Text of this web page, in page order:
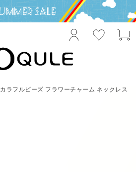
カラフルビーズ フラワーチャーム ネックレス